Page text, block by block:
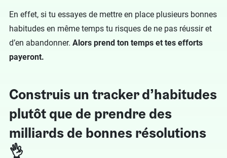
En effet, si tu essayes de mettre en place plusieurs bonnes
habitudes en même temps tu risques de ne pas réussir et
d’en abandonner. Alors prend ton temps et tes efforts
payeront.
Construis un tracker d’habitudes
plutôt que de prendre des
milliards de bonnes résolutions
👌